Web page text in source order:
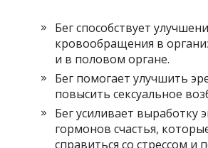
Бег способствует
кровообращения в
и в половом органе.
Бег помогает улучшить
повысить сексуальное
Бег усиливает выработку
гормонов счастья,
справиться со стрессом